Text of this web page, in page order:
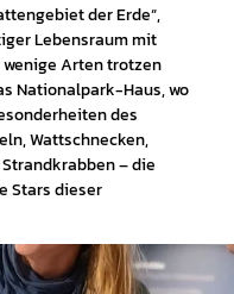
der Erde“,
Lebensraum mit
Arten trotzen
Nationalpark-Haus, wo
des
Wattschnecken,
– die
Stars dieser